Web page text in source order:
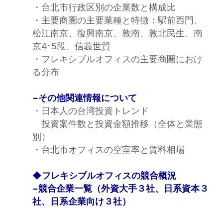
・台北市行政区別の企業数と構成比
・主要商圏の主要業種と特徴：駅前西門、
松江南京、復興南京、敦南、敦北民生、南
京4･5段、信義世貿
・フレキシブルオフィスの主要商圏におけ
る分布
−その他関連情報について
・日本人の台湾投資トレンド
投資案件数と投資金額推移（全体と業態
別）
・台北市オフィスの空室率と賃料相場
◆フレキシブルオフィスの競合概況
−競合企業一覧（外資大手３社、日系資本３
社、日系企業向け３社）